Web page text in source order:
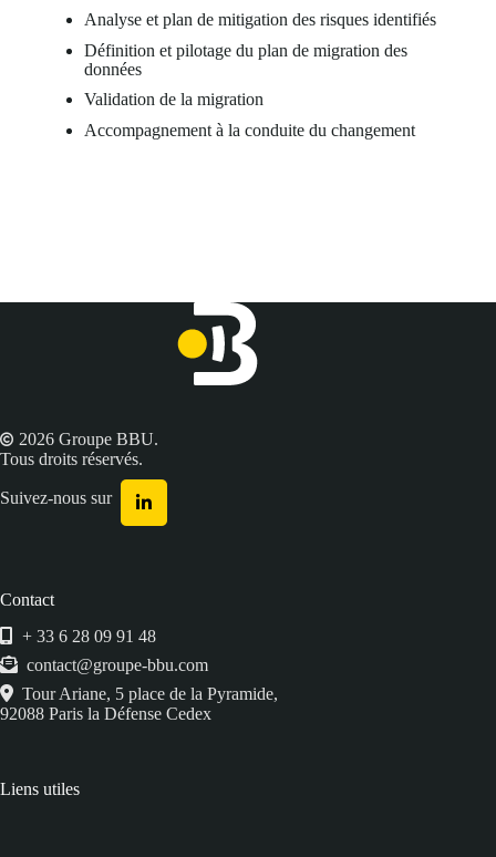
Analyse et plan de mitigation des risques identifiés
Définition et pilotage du plan de migration des
données
Validation de la migration
Accompagnement à la conduite du changement
2026 Groupe BBU.
Tous droits réservés.
Suivez-nous sur
Contact
+ 33 6 28 09 91 48
contact@groupe-bbu.com
Tour Ariane, 5 place de la Pyramide,
92088 Paris la Défense Cedex
Liens utiles